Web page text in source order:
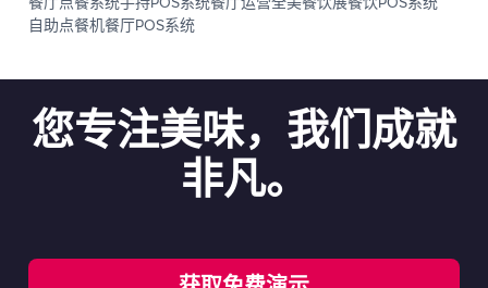
自助点餐机餐厅POS系统
您专注美味，我们成就
非凡。